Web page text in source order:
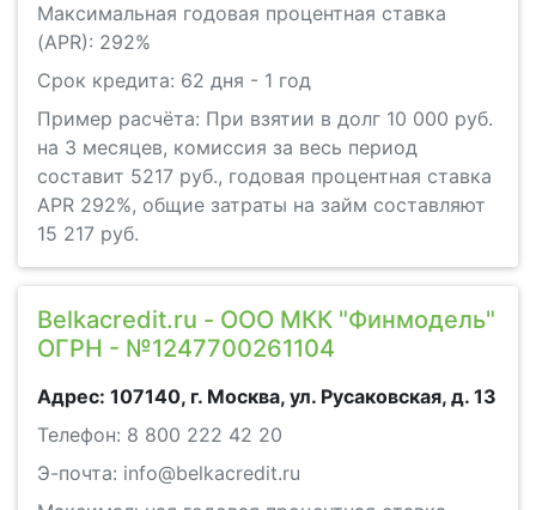
Максимальная годовая процентная ставка
(APR): 292%
Срок кредита: 62 дня - 1 год
Пример расчёта: При взятии в долг 10 000 руб.
на 3 месяцев, комиссия за весь период
составит 5217 руб., годовая процентная ставка
APR 292%, общие затраты на займ составляют
15 217 руб.
Belkacredit.ru - ООО МКК "Финмодель"
ОГРН - №1247700261104
Адрес: 107140, г. Москва, ул. Русаковская, д. 13
Телефон: 8 800 222 42 20
Э-почта: info@belkacredit.ru